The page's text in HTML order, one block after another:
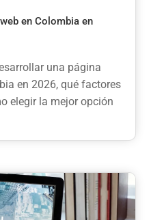
en Colombia en
una página
en 2026, qué factores
elegir la mejor opción